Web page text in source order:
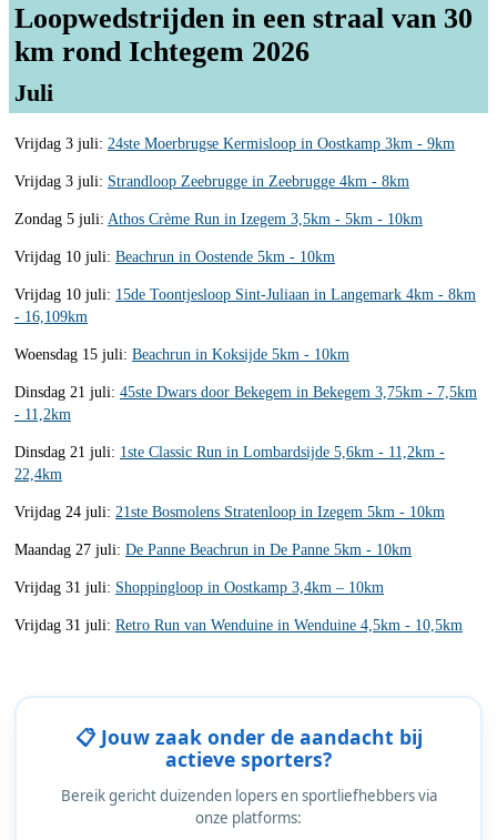
Loopwedstrijden in een straal van 30
km rond Ichtegem 2026
Juli
Vrijdag 3 juli: 24ste Moerbrugse Kermisloop in Oostkamp 3km - 9km
Vrijdag 3 juli: Strandloop Zeebrugge in Zeebrugge 4km - 8km
Zondag 5 juli: Athos Crème Run in Izegem 3,5km - 5km - 10km
Vrijdag 10 juli: Beachrun in Oostende 5km - 10km
Vrijdag 10 juli: 15de Toontjesloop Sint-Juliaan in Langemark 4km - 8km
- 16,109km
Woensdag 15 juli: Beachrun in Koksijde 5km - 10km
Dinsdag 21 juli: 45ste Dwars door Bekegem in Bekegem 3,75km - 7,5km
- 11,2km
Dinsdag 21 juli: 1ste Classic Run in Lombardsijde 5,6km - 11,2km -
22,4km
Vrijdag 24 juli: 21ste Bosmolens Stratenloop in Izegem 5km - 10km
Maandag 27 juli: De Panne Beachrun in De Panne 5km - 10km
Vrijdag 31 juli: Shoppingloop in Oostkamp 3,4km – 10km
Vrijdag 31 juli: Retro Run van Wenduine in Wenduine 4,5km - 10,5km
📋 Jouw zaak onder de aandacht bij
actieve sporters?
Bereik gericht duizenden lopers en sportliefhebbers via
onze platforms: